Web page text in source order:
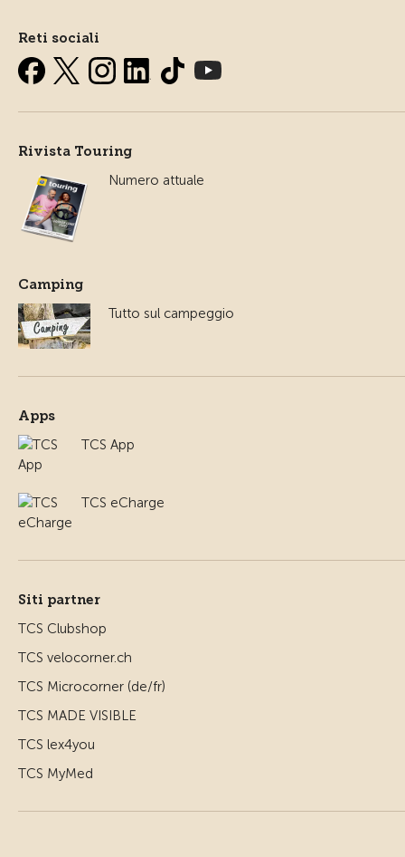
Reti sociali
Rivista Touring
Numero attuale
Camping
Tutto sul campeggio
Apps
TCS App
TCS eCharge
Siti partner
TCS Clubshop
TCS velocorner.ch
TCS Microcorner (de/fr)
TCS MADE VISIBLE
TCS lex4you
TCS MyMed